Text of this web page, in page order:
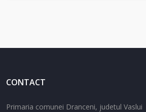
CONTACT
Primaria comunei Dranceni, judetul Vaslui